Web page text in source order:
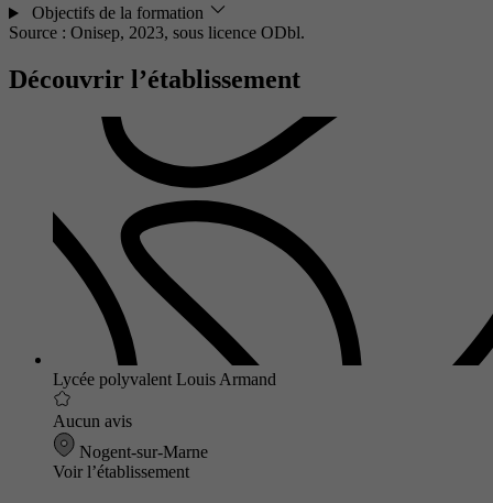
Objectifs de la formation
Source : Onisep, 2023, sous licence ODbl.
Découvrir l’établissement
Lycée polyvalent Louis Armand
Aucun avis
Nogent-sur-Marne
Voir l’établissement